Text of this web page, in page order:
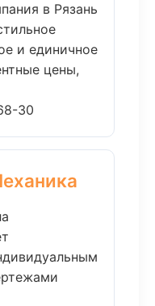
в Рязань
и единичное
цены,
30